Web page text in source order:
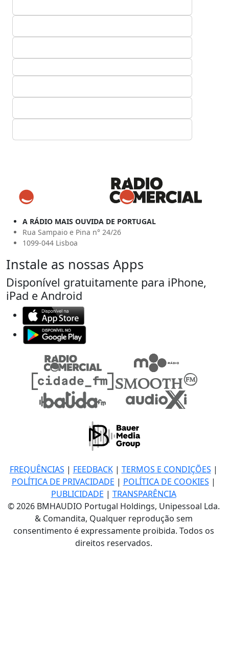
A RÁDIO MAIS OUVIDA DE PORTUGAL
Rua Sampaio e Pina n° 24/26
1099-044 Lisboa
Instale as nossas Apps
Disponível gratuitamente para iPhone,
iPad e Android
FREQUÊNCIAS | FEEDBACK| TERMOS E CONDIÇÕES |
POLÍTICA DE PRIVACIDADE | POLÍTICA DE COOKIES |
PUBLICIDADE | TRANSPARÊNCIA
© 2026 BMHAUDIO Portugal Holdings, Unipessoal Lda.
& Comandita, Qualquer reprodução sem
consentimento é expressamente proibida. Todos os
direitos reservados.